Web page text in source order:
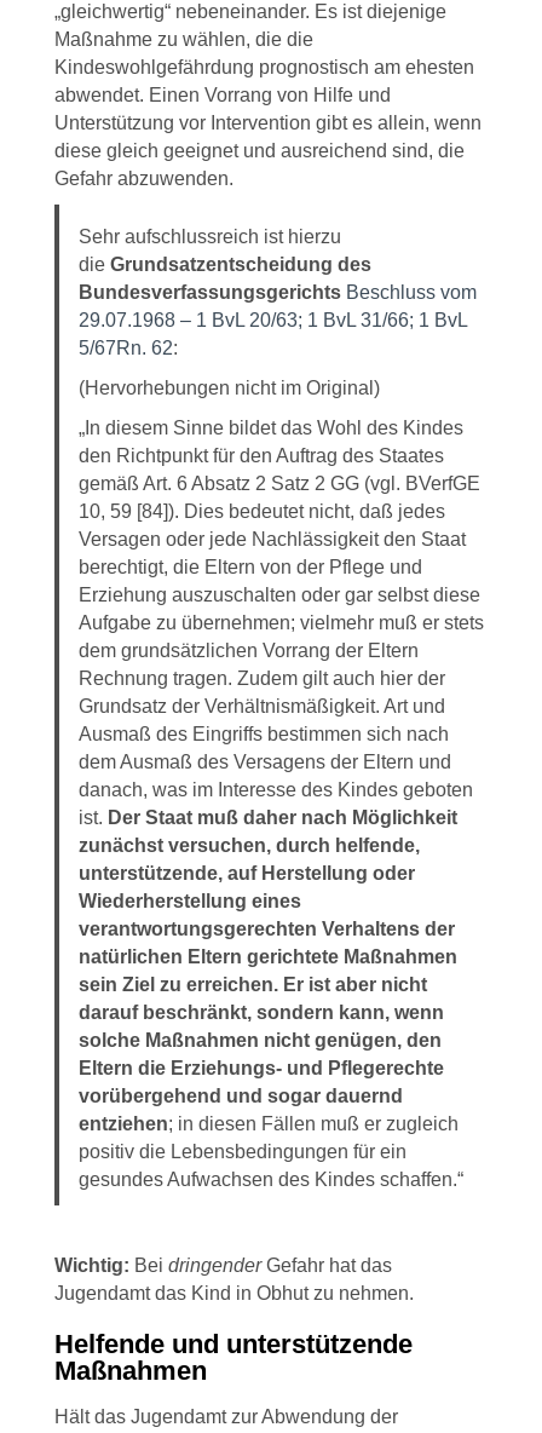
„gleichwertig“ nebeneinander. Es ist diejenige
Maßnahme zu wählen, die die
Kindeswohlgefährdung prognostisch am ehesten
abwendet. Einen Vorrang von Hilfe und
Unterstützung vor Intervention gibt es allein, wenn
diese gleich geeignet und ausreichend sind, die
Gefahr abzuwenden.
Sehr aufschlussreich ist hierzu
die Grundsatzentscheidung des
Bundesverfassungsgerichts Beschluss vom
29.07.1968 – 1 BvL 20/63; 1 BvL 31/66; 1 BvL
5/67Rn. 62:
(Hervorhebungen nicht im Original)
„In diesem Sinne bildet das Wohl des Kindes
den Richtpunkt für den Auftrag des Staates
gemäß Art. 6 Absatz 2 Satz 2 GG (vgl. BVerfGE
10, 59 [84]). Dies bedeutet nicht, daß jedes
Versagen oder jede Nachlässigkeit den Staat
berechtigt, die Eltern von der Pflege und
Erziehung auszuschalten oder gar selbst diese
Aufgabe zu übernehmen; vielmehr muß er stets
dem grundsätzlichen Vorrang der Eltern
Rechnung tragen. Zudem gilt auch hier der
Grundsatz der Verhältnismäßigkeit. Art und
Ausmaß des Eingriffs bestimmen sich nach
dem Ausmaß des Versagens der Eltern und
danach, was im Interesse des Kindes geboten
ist. Der Staat muß daher nach Möglichkeit
zunächst versuchen, durch helfende,
unterstützende, auf Herstellung oder
Wiederherstellung eines
verantwortungsgerechten Verhaltens der
natürlichen Eltern gerichtete Maßnahmen
sein Ziel zu erreichen. Er ist aber nicht
darauf beschränkt, sondern kann, wenn
solche Maßnahmen nicht genügen, den
Eltern die Erziehungs- und Pflegerechte
vorübergehend und sogar dauernd
entziehen; in diesen Fällen muß er zugleich
positiv die Lebensbedingungen für ein
gesundes Aufwachsen des Kindes schaffen.“
Wichtig: Bei dringenderGefahr hat das
Jugendamt das Kind in Obhut zu nehmen.
Helfende und unterstützende
Maßnahmen
Hält das Jugendamt zur Abwendung der